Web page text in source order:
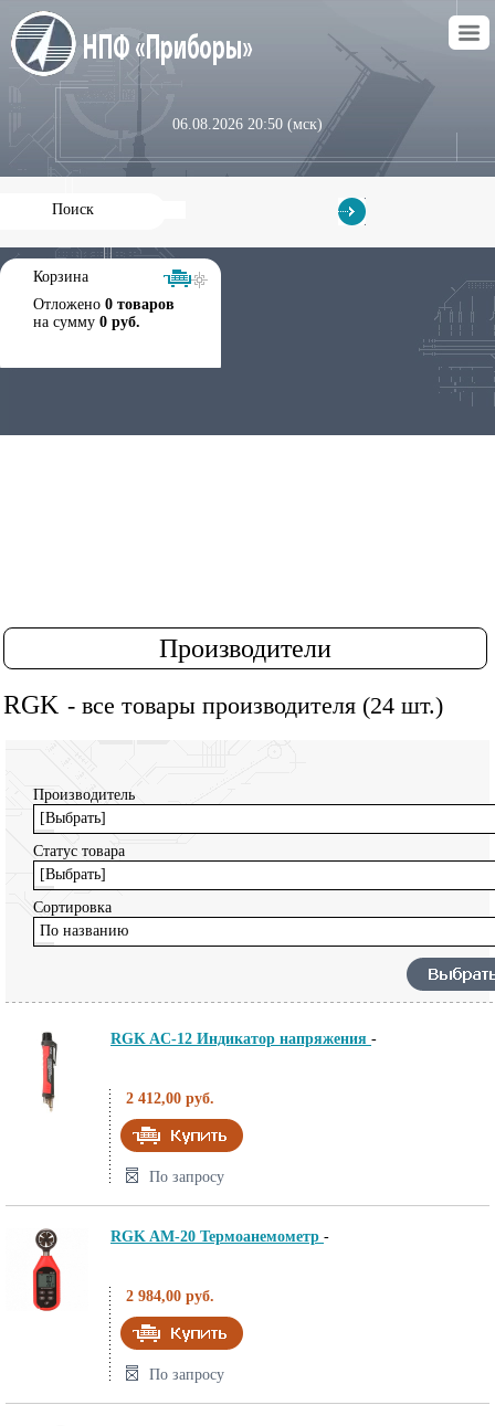
06.08.2026 20:50 (мск)
Корзина
Отложено 0 товаров
на сумму 0 руб.
Производители
RGK - все товары производителя (24 шт.)
Производитель
[Выбрать]
Статус товара
[Выбрать]
Сортировка
По названию
RGK AC-12 Индикатор напряжения -
2 412,00 руб.
По запросу
RGK AM-20 Термоанемометр -
2 984,00 руб.
По запросу